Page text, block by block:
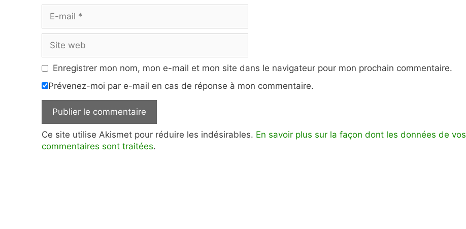
mail
web
Enregistrer mon nom, mon e-mail et mon site dans le navigateur pour mon prochain commentaire.
Prévenez-moi par e-mail en cas de réponse à mon commentaire.
Ce site utilise Akismet pour réduire les indésirables. En savoir plus sur la façon dont les données de vos
commentaires sont traitées.